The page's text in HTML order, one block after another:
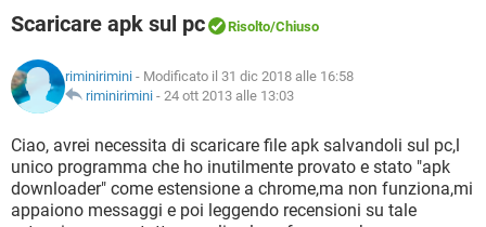
INSTAGRAM WHATSAPP
TIKTOK
HARDWARE
INSTAGRAM WHATSAPP
TIKTOK
HARDWARE
COVID-19 GAMING
INTRATTENIMENTO
iOS WINDOWS 10
INSTAGRAM WHATSAPP
TIKTOK FACEBOOK
HARDWARE
COVID-19 GAMING
INTRATTENIMENTO
iOS WINDOWS 10
INSTAGRAM WHATSAPP
GLOSSARIO
COVID-19 GAMING
INTRATTENIMENTO ANDROID
iOS WINDOWS 10
Scaricare apk sul pc Risolto/Chiuso
riminirimini - Modificato il 31 dic 2018 alle 16:58
riminirimini - 24 ott 2013 alle 13:03
Ciao, avrei necessita di scaricare file apk salvandoli sul pc,l
unico programma che ho inutilmente provato e stato "apk
downloader" come estensione a chrome,ma non funziona,mi
appaiono messaggi e poi leggendo recensioni su tale